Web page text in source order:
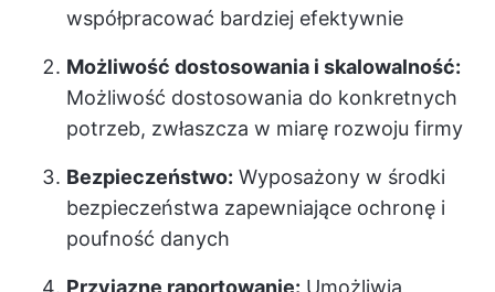
współpracować bardziej efektywnie
Możliwość dostosowania i skalowalność:
Możliwość dostosowania do konkretnych
potrzeb, zwłaszcza w miarę rozwoju firmy
Bezpieczeństwo: Wyposażony w środki
bezpieczeństwa zapewniające ochronę i
poufność danych
Przyjazne raportowanie: Umożliwia